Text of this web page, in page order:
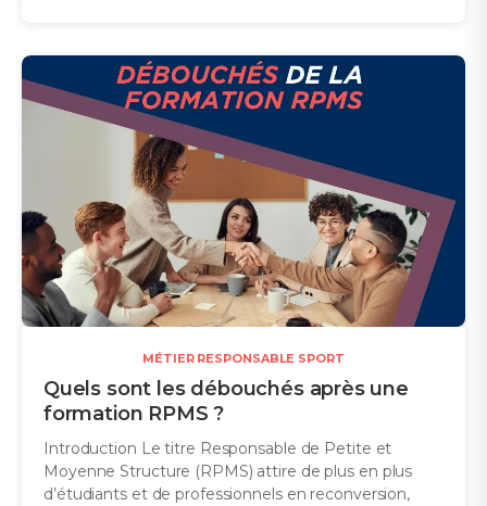
MÉTIER RESPONSABLE SPORT
Quels sont les débouchés après une
formation RPMS ?
Introduction Le titre Responsable de Petite et
Moyenne Structure (RPMS) attire de plus en plus
d’étudiants et de professionnels en reconversion,